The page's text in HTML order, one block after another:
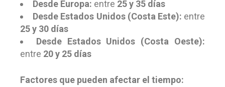
Desde Europa: entre 25 y 35 días
Desde Estados Unidos (Costa Este): entre
25 y 30 días
Desde Estados Unidos (Costa Oeste):
entre 20 y 25 días
Factores que pueden afectar el tiempo: